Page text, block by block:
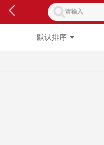
默认排序